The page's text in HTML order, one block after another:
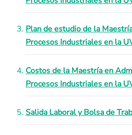
Plan de estudio de la
Procesos Industriales en la
Costos de la Maestría en
Procesos Industriales en la
Salida Laboral y Bolsa de